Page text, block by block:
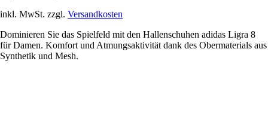
inkl. MwSt. zzgl. Versandkosten
Dominieren Sie das Spielfeld mit den Hallenschuhen adidas Ligra 8
für Damen. Komfort und Atmungsaktivität dank des Obermaterials aus
Synthetik und Mesh.